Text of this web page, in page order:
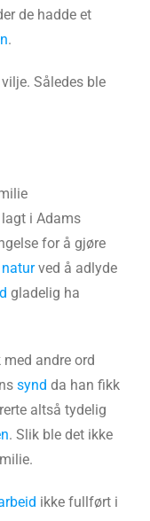
de hadde et
.
Således ble
i Adams
for å gjøre
ved å adlyde
gladelig ha
andre ord
synd da han fikk
altså tydelig
. Slik ble det ikke
ikke fullført i